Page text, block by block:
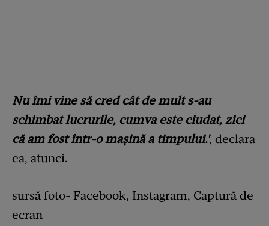
Nu îmi vine să cred cât de mult s-au
schimbat lucrurile, cumva este ciudat, zici
că am fost într-o maşină a timpului.', declara
ea, atunci.
sursă foto- Facebook, Instagram, Captură de
ecran